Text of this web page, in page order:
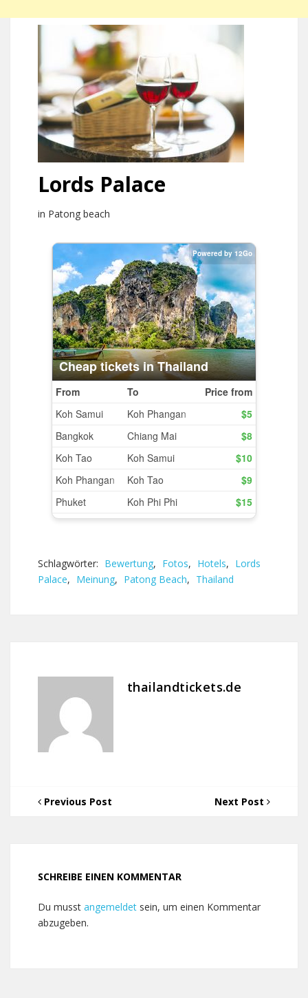
Lords Palace
in Patong beach
Schlagwörter: Bewertung, Fotos, Hotels, Lords
Palace, Meinung, Patong Beach, Thailand
thailandtickets.de
Previous Post Next Post
SCHREIBE EINEN KOMMENTAR
Du musst angemeldet sein, um einen Kommentar
abzugeben.